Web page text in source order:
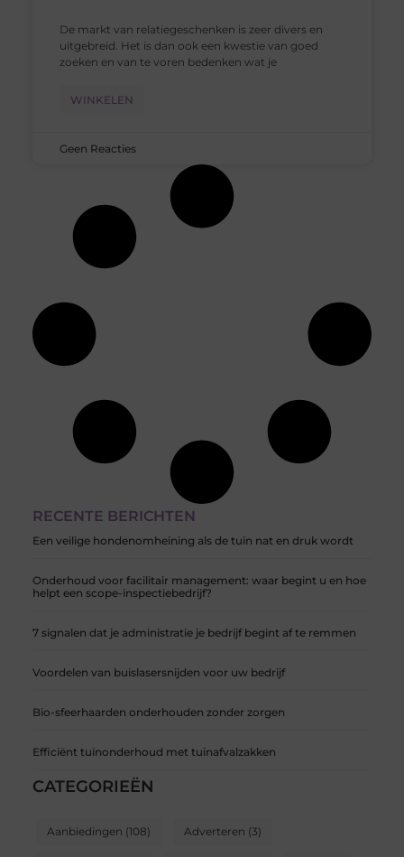
RECENTE BERICHTEN
Een veilige hondenomheining als de tuin nat en druk wordt
Onderhoud voor facilitair management: waar begint u en hoe
helpt een scope-inspectiebedrijf?
7 signalen dat je administratie je bedrijf begint af te remmen
Voordelen van buislasersnijden voor uw bedrijf
Bio-sfeerhaarden onderhouden zonder zorgen
Efficiënt tuinonderhoud met tuinafvalzakken
CATEGORIEËN
Aanbiedingen (108) Adverteren (3)
De markt van relatiegeschenken is zeer divers en
uitgebreid. Het is dan ook een kwestie van goed
zoeken en van te voren bedenken wat je
WINKELEN
Geen Reacties